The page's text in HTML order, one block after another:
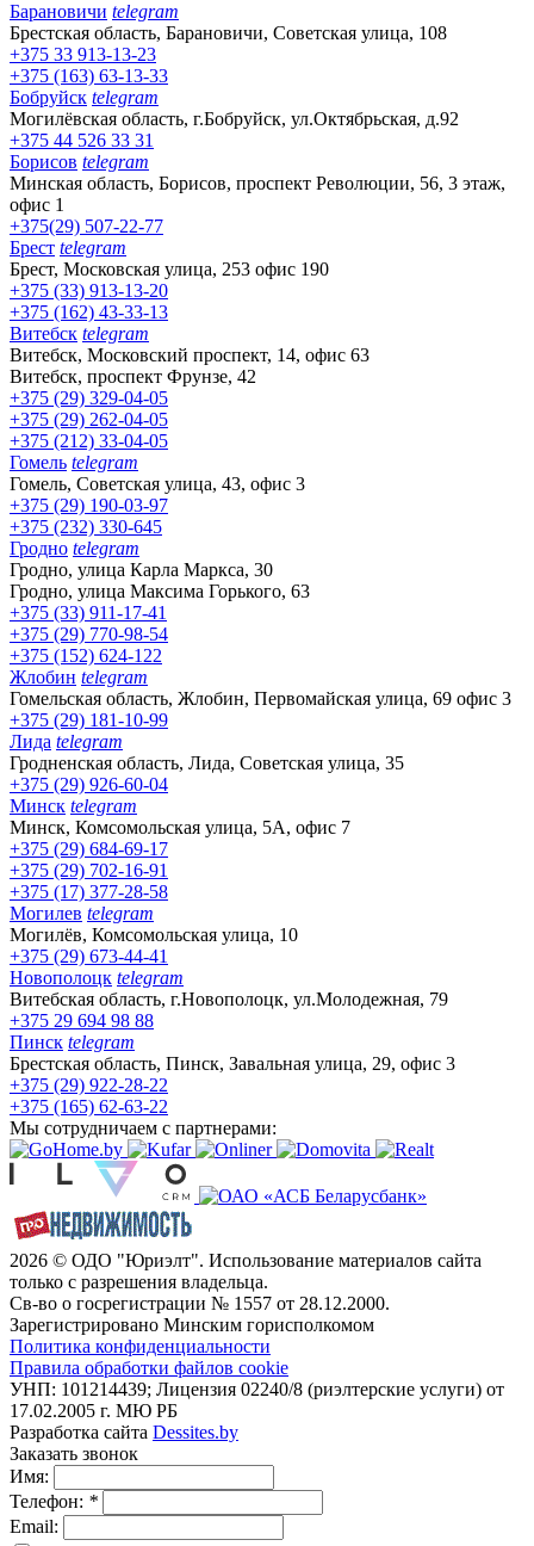
Барановичи telegram
Брестская область, Барановичи, Советская улица, 108
+375 33 913-13-23
+375 (163) 63-13-33
Бобруйск telegram
Могилёвская область, г.Бобруйск, ул.Октябрьская, д.92
+375 44 526 33 31
Борисов telegram
Минская область, Борисов, проспект Революции, 56, 3 этаж,
офис 1
+375(29) 507-22-77
Брест telegram
Брест, Московская улица, 253 офис 190
+375 (33) 913-13-20
+375 (162) 43-33-13
Витебск telegram
Витебск, Московский проспект, 14, офис 63
Витебск, проспект Фрунзе, 42
+375 (29) 329-04-05
+375 (29) 262-04-05
+375 (212) 33-04-05
Гомель telegram
Гомель, Советская улица, 43, офис 3
+375 (29) 190-03-97
+375 (232) 330-645
Гродно telegram
Гродно, улица Карла Маркса, 30
Гродно, улица Максима Горького, 63
+375 (33) 911-17-41
+375 (29) 770-98-54
+375 (152) 624-122
Жлобин telegram
Гомельская область, Жлобин, Первомайская улица, 69 офис 3
+375 (29) 181-10-99
Лида telegram
Гродненская область, Лида, Советская улица, 35
+375 (29) 926-60-04
Минск telegram
Минск, Комсомольская улица, 5А, офис 7
+375 (29) 684-69-17
+375 (29) 702-16-91
+375 (17) 377-28-58
Могилев telegram
Могилёв, Комсомольская улица, 10
+375 (29) 673-44-41
Новополоцк telegram
Витебская область, г.Новополоцк, ул.Молодежная, 79
+375 29 694 98 88
Пинск telegram
Брестская область, Пинск, Завальная улица, 29, офис 3
+375 (29) 922-28-22
+375 (165) 62-63-22
Мы сотрудничаем с партнерами:
2026 © ОДО "Юриэлт". Использование материалов сайта
только с разрешения владельца.
Св-во о госрегистрации № 1557 от 28.12.2000.
Зарегистрировано Минским горисполкомом
Политика конфиденциальности
Правила обработки файлов cookie
УНП: 101214439; Лицензия 02240/8 (риэлтерские услуги) от
17.02.2005 г. МЮ РБ
Разработка сайта Dessites.by
Заказать звонок
Имя:
Телефон: *
Email: